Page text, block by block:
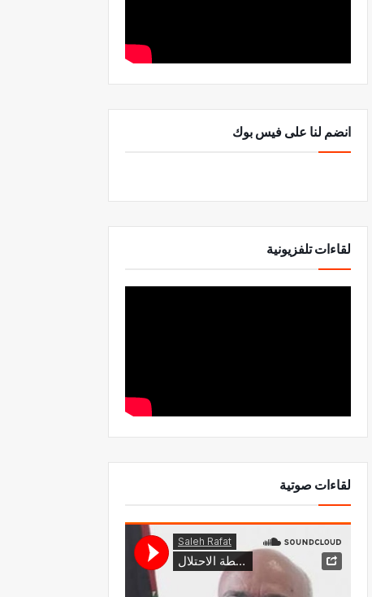
انضم لنا على فيس بوك
لقاءات تلفزيونية
لقاءات صوتية